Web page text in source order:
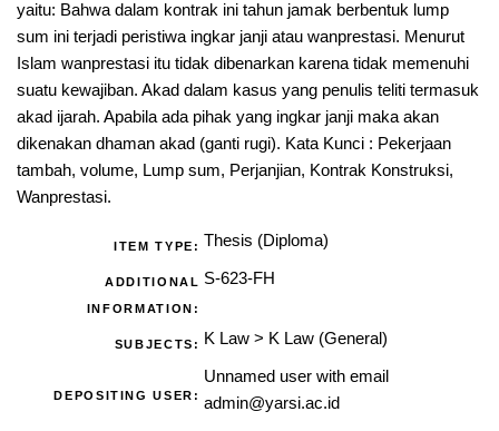
yaitu: Bahwa dalam kontrak ini tahun jamak berbentuk lump
sum ini terjadi peristiwa ingkar janji atau wanprestasi. Menurut
Islam wanprestasi itu tidak dibenarkan karena tidak memenuhi
suatu kewajiban. Akad dalam kasus yang penulis teliti termasuk
akad ijarah. Apabila ada pihak yang ingkar janji maka akan
dikenakan dhaman akad (ganti rugi). Kata Kunci : Pekerjaan
tambah, volume, Lump sum, Perjanjian, Kontrak Konstruksi,
Wanprestasi.
ITEM TYPE: Thesis (Diploma)
ADDITIONAL
INFORMATION:
S-623-FH
SUBJECTS: K Law> K Law (General)
DEPOSITING USER:
Unnamed user with email
admin@yarsi.ac.id